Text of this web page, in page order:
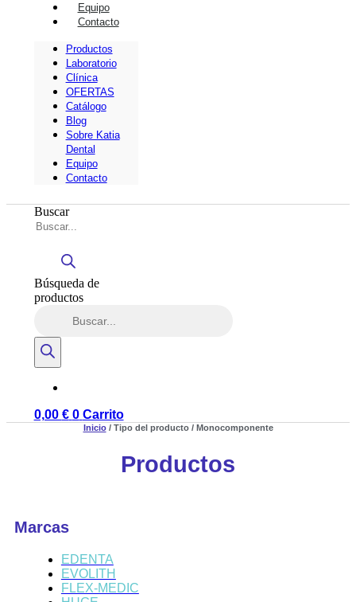
Equipo
Contacto
Productos
Laboratorio
Clínica
OFERTAS
Catálogo
Blog
Sobre Katia
Dental
Equipo
Contacto
Buscar
Búsqueda de
productos
0,00 € 0 Carrito
Inicio/ Tipo del producto / Monocomponente
Productos
Marcas
EDENTA
EVOLITH
FLEX-MEDIC